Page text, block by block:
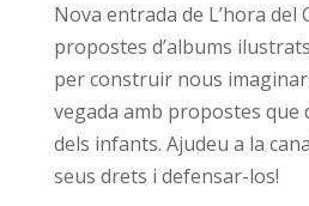
Nova entrada de L’hora del
propostes d’albums
per construir nous
vegada amb propostes que
dels infants. Ajudeu a la
seus drets i defensar-los!